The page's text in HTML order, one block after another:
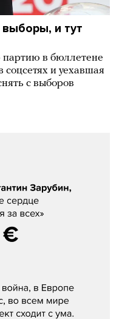
и тут
в бюллетене
и уехавшая
с выборов
«Наше сердце